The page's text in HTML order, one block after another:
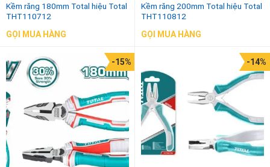
Kềm răng 180mm Total hiệu Total
THT110712
GỌI MUA HÀNG
Kềm răng 200mm Total hiệu Total
THT110812
GỌI MUA HÀNG
-15% -14%